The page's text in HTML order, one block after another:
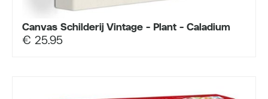
Canvas Schilderij Vintage - Plant - Caladium
€ 25.95